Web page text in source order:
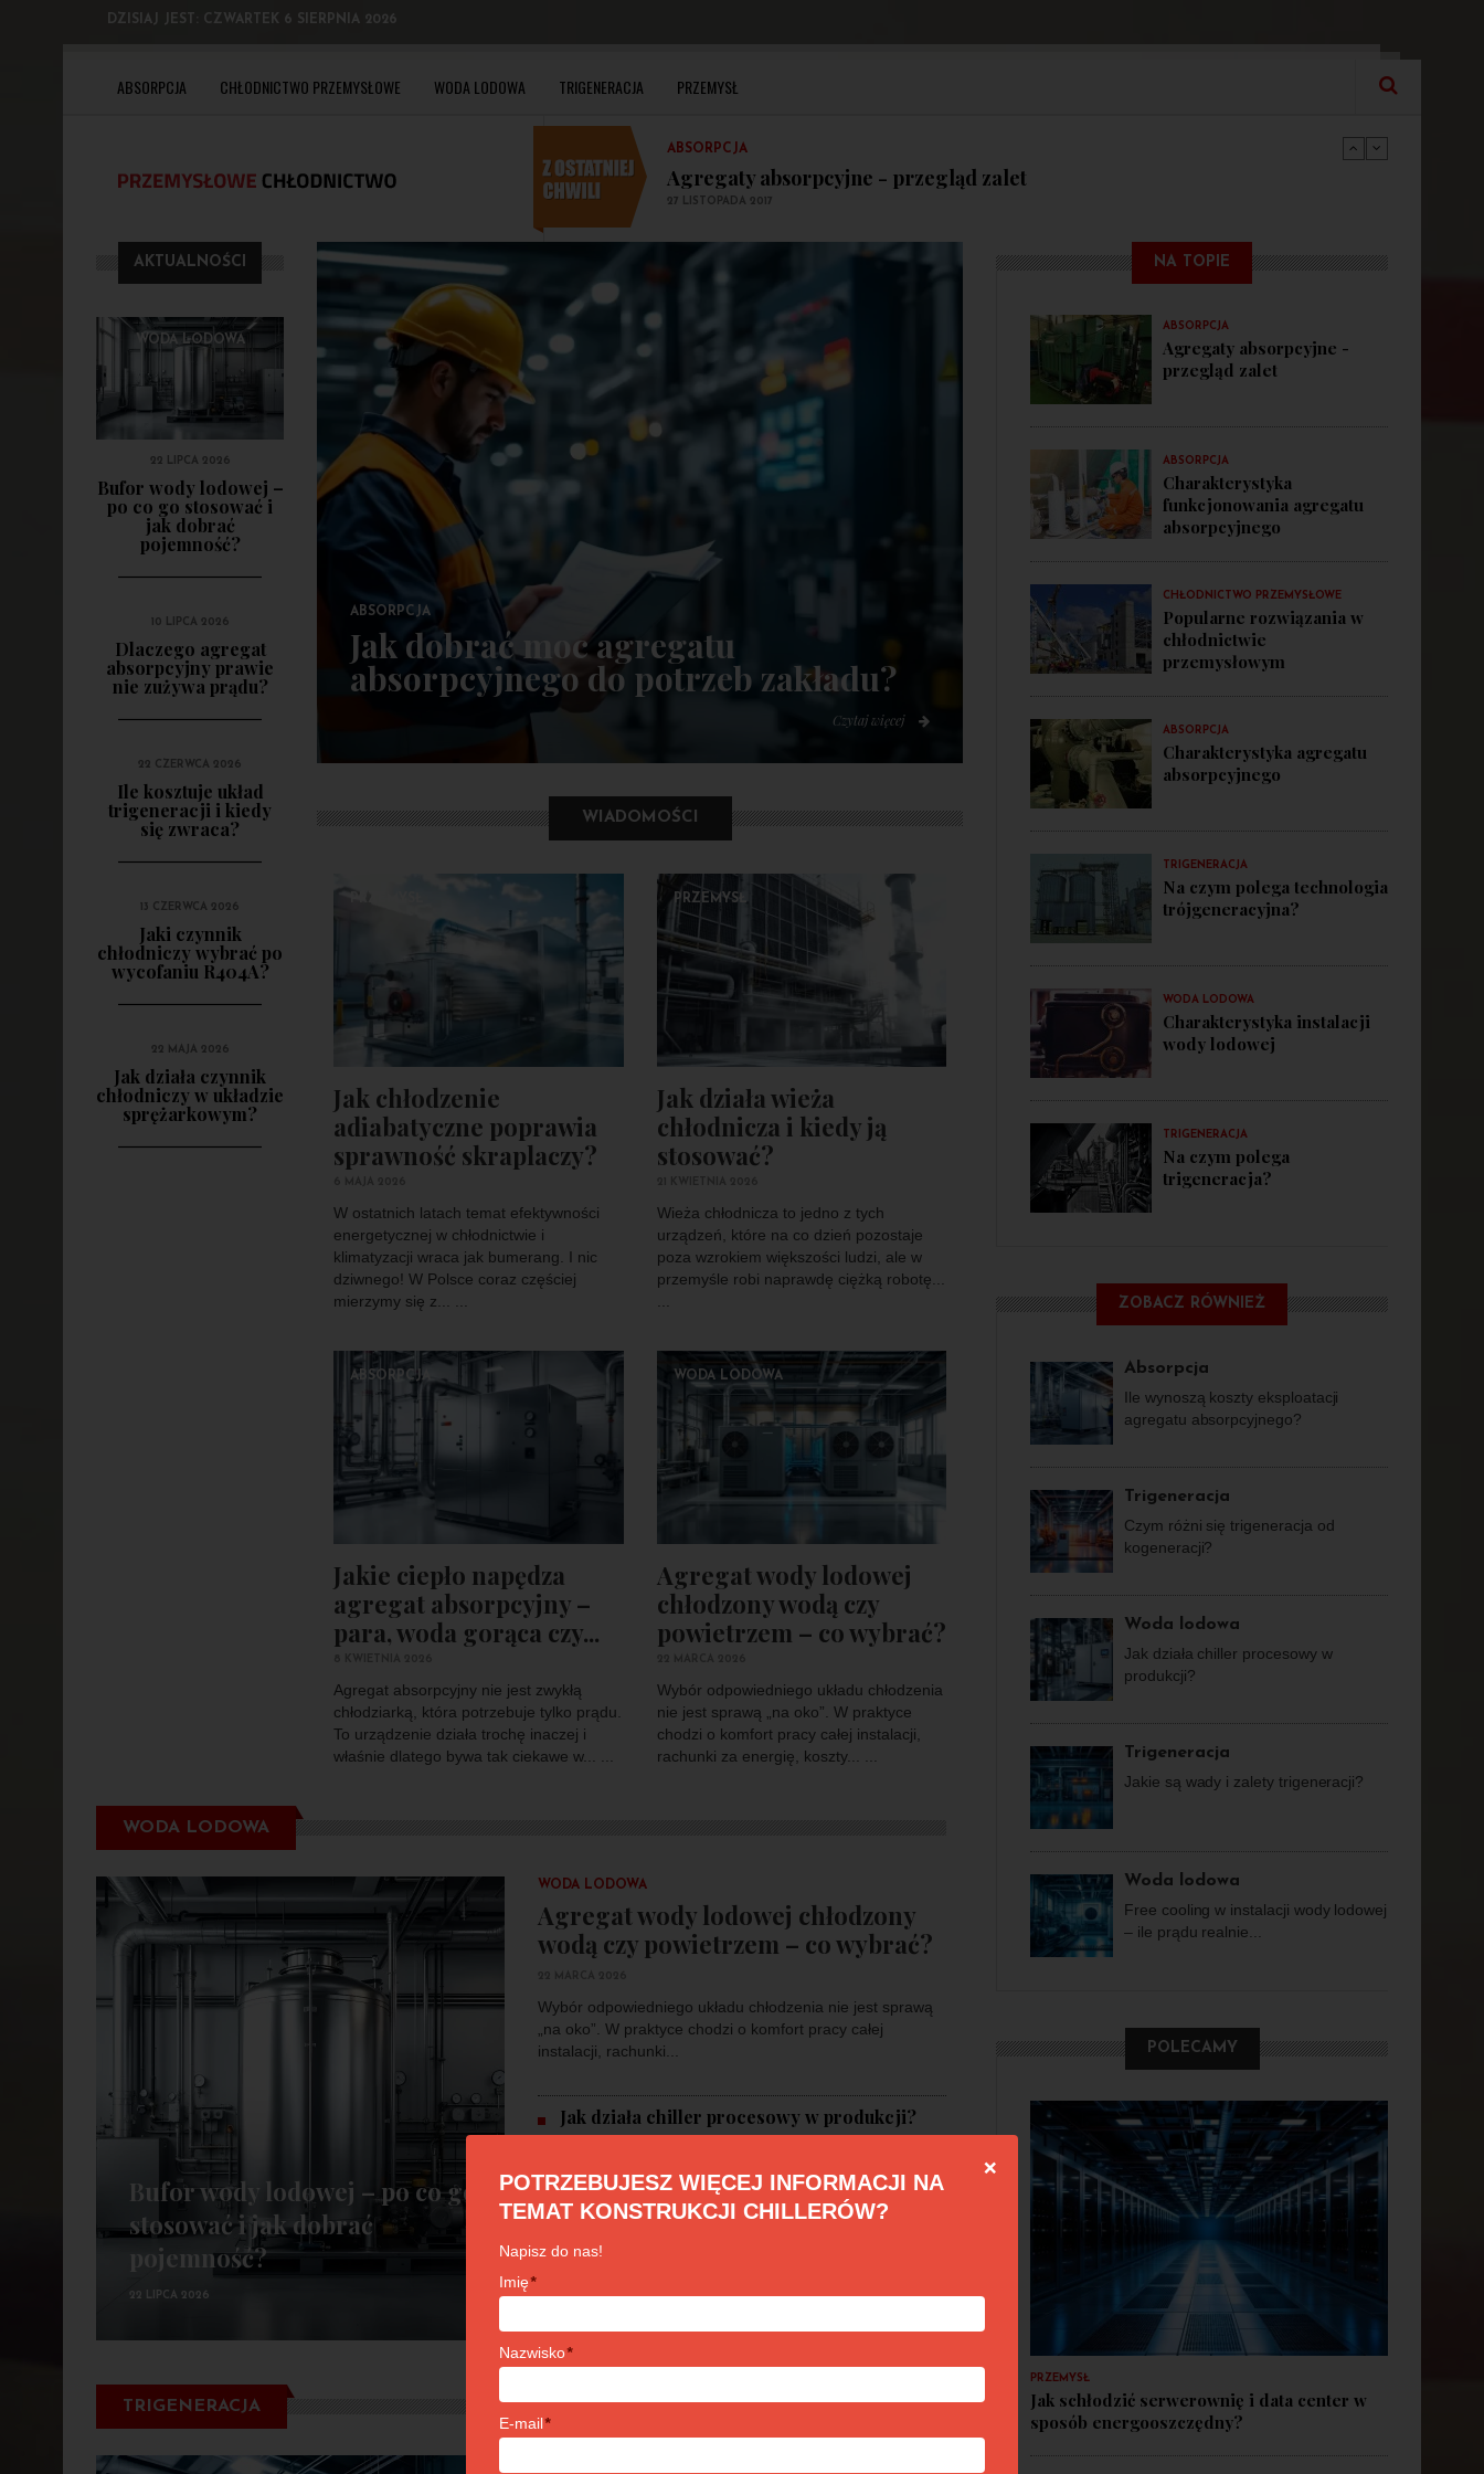
DZISIAJ JEST: CZWARTEK 6 SIERPNIA 2026
ABSORPCJA CHŁODNICTWO PRZEMYSŁOWE WODA LODOWA TRIGENERACJA PRZEMYSŁ
Agregaty absorpcyjne - przegląd zalet
ABSORPCJA
Charakterystyka funkcjonowania agregatu absorpcyjnego
29 LISTOPADA 2017
Popularne rozwiązania w chłodnictwie przemysłowym
Agregaty absorpcyjne - przegląd zalet
AKTUALNOŚCI
WODA LODOWA
22 LIPCA 2026
Bufor wody lodowej –
po co go stosować i
jak dobrać
pojemność?
10 LIPCA 2026
Dlaczego agregat
absorpcyjny prawie
nie zużywa prądu?
22 CZERWCA 2026
Ile kosztuje układ
trigeneracji i kiedy
się zwraca?
13 CZERWCA 2026
Jaki czynnik
chłodniczy wybrać po
wycofaniu R404A?
22 MAJA 2026
Jak działa czynnik
chłodniczy w układzie
sprężarkowym?
ABSORPCJA
Jak dobrać moc agregatu
absorpcyjnego do potrzeb zakładu?
Czytaj więcej
WIADOMOŚCI
Jak chłodzenie
adiabatyczne poprawia
sprawność skraplaczy?
W ostatnich latach temat efektywności
energetycznej w chłodnictwie i
klimatyzacji wraca jak bumerang. I nic
dziwnego! W Polsce coraz częściej
mierzymy się z... ...
PRZEMYSŁ
Jak działa wieża
chłodnicza i kiedy ją
stosować?
Wieża chłodnicza to jedno z tych
urządzeń, które na co dzień pozostaje
poza wzrokiem większości ludzi, ale w
przemyśle robi naprawdę ciężką robotę...
ABSORPCJA
Jakie ciepło napędza
agregat absorpcyjny –
para, woda gorąca czy...
Agregat absorpcyjny nie jest zwykłą
chłodziarką, która potrzebuje tylko prądu.
To urządzenie działa trochę inaczej i
właśnie dlatego bywa tak ciekawe w... ...
WODA LODOWA
Agregat wody lodowej
chłodzony wodą czy
powietrzem – co wybrać?
Wybór odpowiedniego układu chłodzenia
nie jest sprawą „na oko”. W praktyce
chodzi o komfort pracy całej instalacji,
rachunki za energię, koszty... ...
WODA LODOWA
Bufor wody lodowej – po co go
stosować i jak dobrać
pojemność?
22 LIPCA 2026
WODA LODOWA
Agregat wody lodowej chłodzony
wodą czy powietrzem – co wybrać?
Wybór odpowiedniego układu chłodzenia nie jest sprawą
„na oko”. W praktyce chodzi o komfort pracy całej
instalacji, rachunki...
Jak działa chiller procesowy w produkcji?
prądu realnie...
Ile kosztuje agregat wody lodowej i od czego
TRIGENERACJA
NA TOPIE
ABSORPCJA
Agregaty absorpcyjne -
przegląd zalet
ABSORPCJA
Charakterystyka
funkcjonowania agregatu
absorpcyjnego
CHŁODNICTWO PRZEMYSŁOWE
Popularne rozwiązania w
chłodnictwie
przemysłowym
ABSORPCJA
Charakterystyka agregatu
absorpcyjnego
TRIGENERACJA
Na czym polega technologia
trójgeneracyjna?
WODA LODOWA
Charakterystyka instalacji
wody lodowej
TRIGENERACJA
Na czym polega
trigeneracja?
ZOBACZ RÓWNIEŻ
Absorpcja
Ile wynoszą koszty eksploatacji
agregatu absorpcyjnego?
Trigeneracja
Czym różni się trigeneracja od
kogeneracji?
Woda lodowa
Jak działa chiller procesowy w
produkcji?
Trigeneracja
Jakie są wady i zalety trigeneracji?
Woda lodowa
Free cooling w instalacji wody lodowej
– ile prądu realnie...
POLECAMY
PRZEMYSŁ
Jak schłodzić serwerownię i data center w
sposób energooszczędny?
❌
POTRZEBUJESZ WIĘCEJ INFORMACJI NA
TEMAT KONSTRUKCJI CHILLERÓW?
Napisz do nas!
Imię*
Nazwisko*
E-mail*